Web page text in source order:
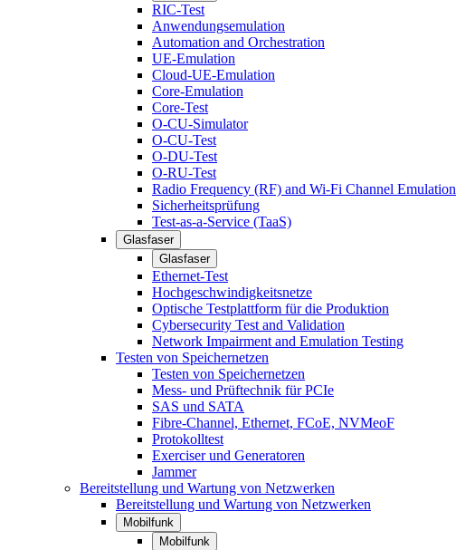
RIC-Test
Anwendungsemulation
Automation and Orchestration
UE-Emulation
Cloud-UE-Emulation
Core-Emulation
Core-Test
O-CU-Simulator
O-CU-Test
O-DU-Test
O-RU-Test
Radio Frequency (RF) and Wi-Fi Channel Emulation
Sicherheitsprüfung
Test-as-a-Service (TaaS)
Glasfaser
Glasfaser
Ethernet-Test
Hochgeschwindigkeitsnetze
Optische Testplattform für die Produktion
Cybersecurity Test and Validation
Network Impairment and Emulation Testing
Testen von Speichernetzen
Testen von Speichernetzen
Mess- und Prüftechnik für PCIe
SAS und SATA
Fibre-Channel, Ethernet, FCoE, NVMeoF
Protokolltest
Exerciser und Generatoren
Jammer
Bereitstellung und Wartung von Netzwerken
Bereitstellung und Wartung von Netzwerken
Mobilfunk
Mobilfunk